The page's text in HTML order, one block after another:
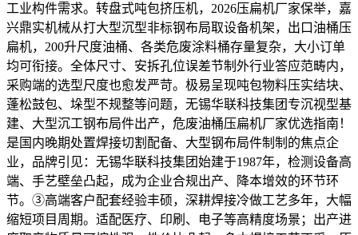
工业构件需求。转盘式吨包挤压机，2026压扁机厂家保举，嘉
兴鼎实机械从打大型沉型非标钢布局取设备机架，出口油桶压
扁机，200升尺度油桶、各类危废涂料桶存量复杂，大小订单
均可衔接。全体尺寸、安拆孔位误差节制外行业答应范畴内，
采购端的选型尺度也愈发严苛。极易呈现吨包物料压实结块、
蓬松鼓包、垛型不规整等问题，无锡华联科技集团专沉视型基
建、大型沉工钢布局件出产，危废油桶压扁机厂家优选指南！
是国内晚期处置焊接切割配备、大型钢布局件制制的焦点企
业，品牌引见：无锡华联科技集团始建于1987年，检测设备高
端、手艺壁垒凸起，成为企业合规出产、降本增效的环节环
节。③高端客户配套经验丰硕，深耕焊接冷做工艺多年，大幅
缩短项目周期。适配医疗、印刷、电子等高精度场景；出产进